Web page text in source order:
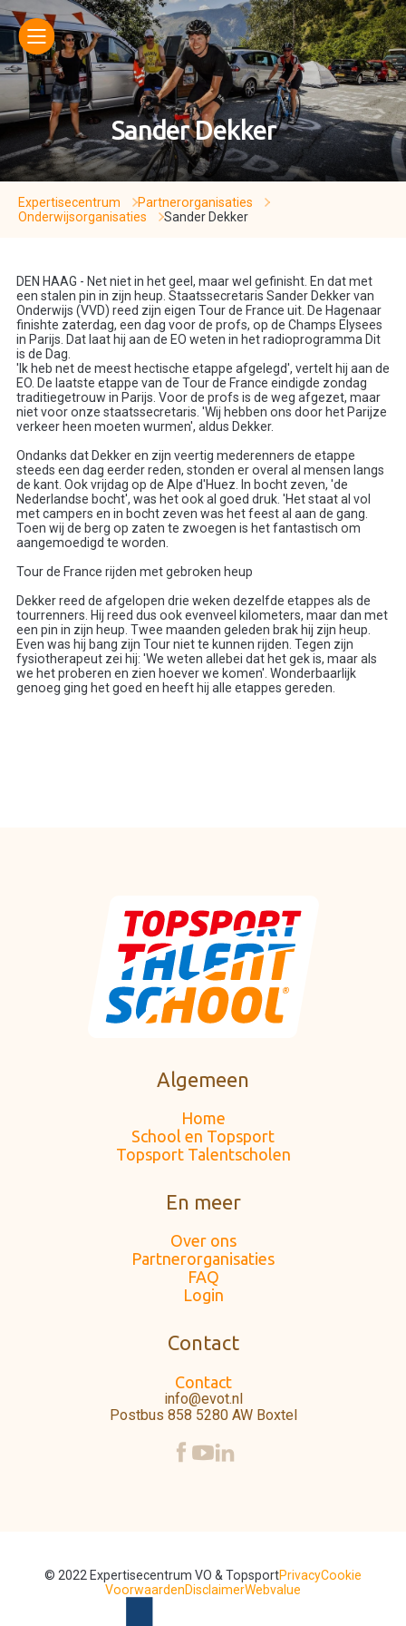
Sander Dekker
Expertisecentrum
Partnerorganisaties
Onderwijsorganisaties
Sander Dekker
DEN HAAG - Net niet in het geel, maar wel gefinisht. En dat met
een stalen pin in zijn heup. Staatssecretaris Sander Dekker van
Onderwijs (VVD) reed zijn eigen Tour de France uit. De Hagenaar
finishte zaterdag, een dag voor de profs, op de Champs Elysees
in Parijs. Dat laat hij aan de EO weten in het radioprogramma Dit
is de Dag.
'Ik heb net de meest hectische etappe afgelegd', vertelt hij aan de
EO. De laatste etappe van de Tour de France eindigde zondag
traditiegetrouw in Parijs. Voor de profs is de weg afgezet, maar
niet voor onze staatssecretaris. 'Wij hebben ons door het Parijze
verkeer heen moeten wurmen', aldus Dekker.
Ondanks dat Dekker en zijn veertig mederenners de etappe
steeds een dag eerder reden, stonden er overal al mensen langs
de kant. Ook vrijdag op de Alpe d'Huez. In bocht zeven, 'de
Nederlandse bocht', was het ook al goed druk. 'Het staat al vol
met campers en in bocht zeven was het feest al aan de gang.
Toen wij de berg op zaten te zwoegen is het fantastisch om
aangemoedigd te worden.
Tour de France rijden met gebroken heup
Dekker reed de afgelopen drie weken dezelfde etappes als de
tourrenners. Hij reed dus ook evenveel kilometers, maar dan met
een pin in zijn heup. Twee maanden geleden brak hij zijn heup.
Even was hij bang zijn Tour niet te kunnen rijden. Tegen zijn
fysiotherapeut zei hij: 'We weten allebei dat het gek is, maar als
we het proberen en zien hoever we komen'. Wonderbaarlijk
genoeg ging het goed en heeft hij alle etappes gereden.
Algemeen
Home
School en Topsport
Topsport Talentscholen
En meer
Over ons
Partnerorganisaties
FAQ
Login
Contact
Contact
info@evot.nl
Postbus 858 5280 AW Boxtel
© 2022 Expertisecentrum VO & TopsportPrivacyCookie
VoorwaardenDisclaimerWebvalue